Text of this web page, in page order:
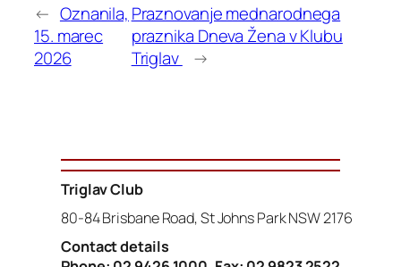
← Oznanila,
15. marec
2026
Praznovanje mednarodnega
praznika Dneva Žena v Klubu
Triglav
→
Triglav Club
80-84 Brisbane Road, St Johns Park NSW 2176
Contact details